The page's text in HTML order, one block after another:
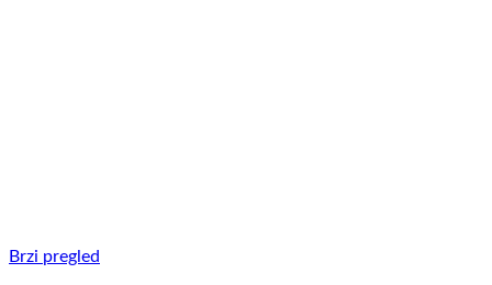
Brzi pregled